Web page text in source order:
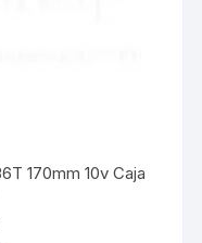
170mm 10v Caja